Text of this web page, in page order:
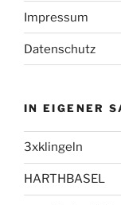
Impressum
Datenschutz
IN EIGENER
3xklingeln
HARTHBASEL